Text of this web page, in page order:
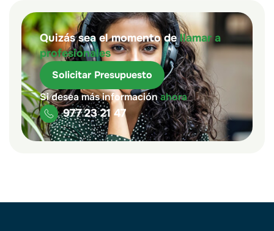
Quizás sea el momento dellamar a
profesionales
Solicitar Presupuesto
Si desea más informaciónahora
977 23 21 47